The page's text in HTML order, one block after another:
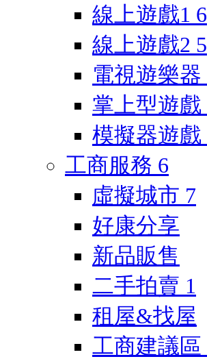
線上遊戲1 6
線上遊戲2 5
電視遊樂器
掌上型遊戲
模擬器遊戲
工商服務 6
虛擬城市 7
好康分享
新品販售
二手拍賣 1
租屋&找屋
工商建議區